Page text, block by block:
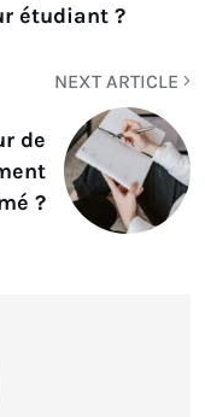
étudiant ?
NEXT ARTICLE
de
?